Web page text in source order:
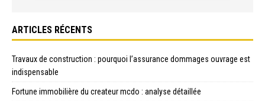
ARTICLES RÉCENTS
Travaux de construction : pourquoi l’assurance dommages ouvrage est
indispensable
Fortune immobilière du createur mcdo : analyse détaillée